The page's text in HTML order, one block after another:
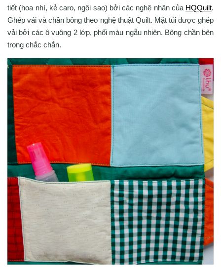
tiết (hoa nhí, kẻ caro, ngôi sao) bởi các nghệ nhân của HQQuilt.
Ghép vải và chần bông theo nghệ thuật Quilt. Mặt túi được ghép
vải bởi các ô vuông 2 lớp, phối màu ngẫu nhiên. Bông chần bên
trong chắc chắn.